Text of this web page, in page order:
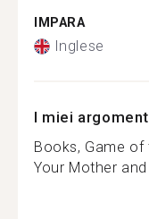
IMPARA
Inglese
I miei
Books, Game
Your Mother